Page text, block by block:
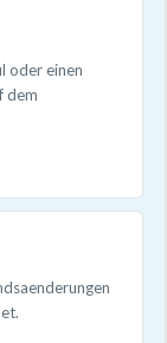
oder einen
dem